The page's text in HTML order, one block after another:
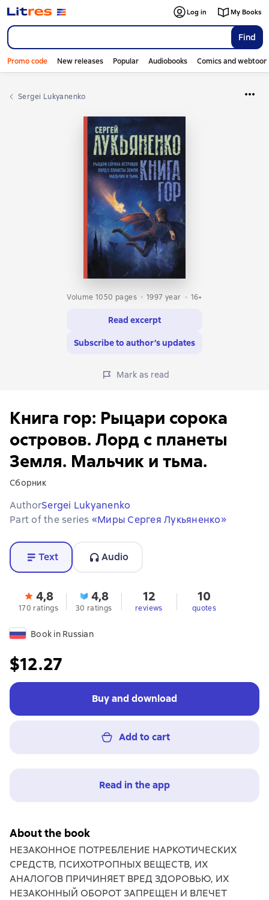
Find
Log in My Books
Promo code New releases Popular Audiobooks Comics and
Sergei Lukyanenko
Volume 1050 pages 1997 year 16+
Read excerpt
Subscribe to author’s updates
Mark as read
Книга гор: Рыцари сорока
островов. Лорд с планеты
Земля. Мальчик и тьма.
Сборник
AuthorSergei Lukyanenko
Part of the series «Миры Сергея Лукьяненко»
Text Audio
4,8
170 ratings
4,8
30 ratings
12
reviews
10
quotes
Book in Russian
$12.27
Buy and download
Add to cart
Read in the app
About the book
НЕЗАКОННОЕ ПОТРЕБЛЕНИЕ НАРКОТИЧЕСКИХ
СРЕДСТВ, ПСИХОТРОПНЫХ ВЕЩЕСТВ, ИХ
АНАЛОГОВ ПРИЧИНЯЕТ ВРЕД ЗДОРОВЬЮ, ИХ
НЕЗАКОННЫЙ ОБОРОТ ЗАПРЕЩЕН И ВЛЕЧЕТ